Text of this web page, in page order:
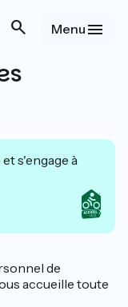
Menu
s'engage à
de
accueille toute